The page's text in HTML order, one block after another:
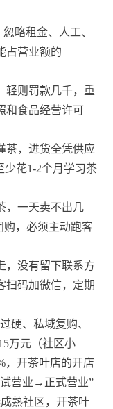
略租金、人工、
占营业额的
轻则罚款几千，重
和食品经营许可
茶，进货全凭供应
少花1-2个月学习茶
，一天卖不出几
购，必须主动跑客
，没有留下联系方
扫码加微信，定期
硬、私域复购、
万元（社区小
，开茶叶店的开店
营业→正式营业”
熟社区，开茶叶